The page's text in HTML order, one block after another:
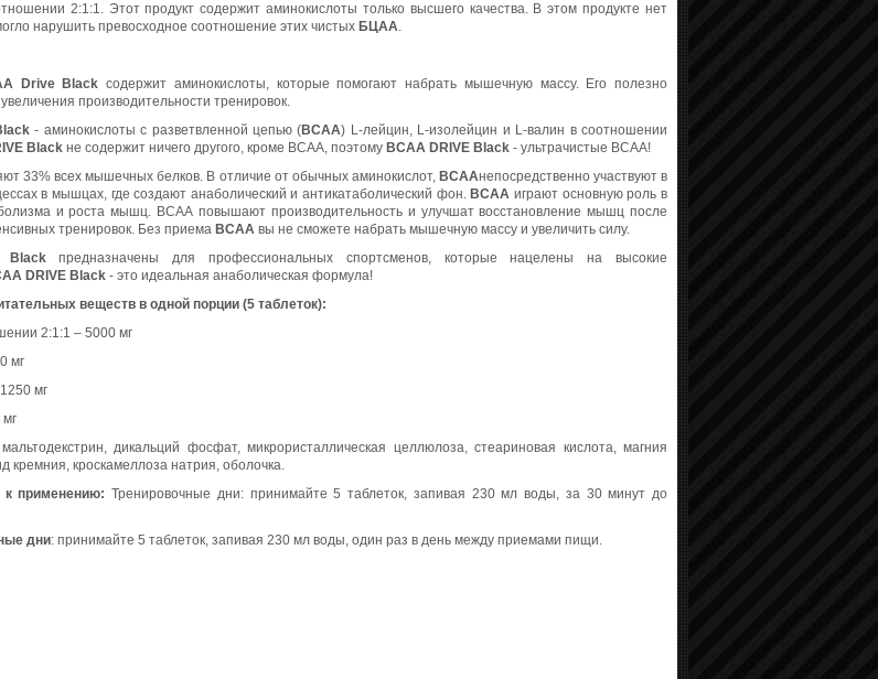
2:1:1. Этот продукт содержит аминокислоты только высшего качества. В этом продукте нет
нарушить превосходное соотношение этих чистых БЦАА.
Drive Black содержит аминокислоты, которые помогают набрать мышечную массу. Его полезно
производительности тренировок.
- аминокислоты с разветвленной цепью (BCAA) L-лейцин, L-изолейцин и L-валин в соотношении
Black не содержит ничего другого, кроме ВСАА, поэтому BCAA DRIVE Black - ультрачистые BCAA!
33% всех мышечных белков. В отличие от обычных аминокислот, BCAAнепосредственно участвуют в
в мышцах, где создают анаболический и антикатаболический фон. BCAAиграют основную роль в
и роста мышц. ВСАА повышают производительность и улучшат восстановление мышц после
тренировок. Без приема ВСАА вы не сможете набрать мышечную массу и увеличить силу.
Blackпредназначены для профессиональных спортсменов, которые нацелены на высокие
DRIVE Black - это идеальная анаболическая формула!
веществ в одной порции (5 таблеток):
2:1:1 – 5000 мг
мг
мг
дикальций фосфат, микрористаллическая целлюлоза, стеариновая кислота, магния
кремния, кроскамеллоза натрия, оболочка.
к применению:Тренировочные дни: принимайте 5 таблеток, запивая 230 мл воды, за 30 минут до
дни: принимайте 5 таблеток, запивая 230 мл воды, один раз в день между приемами пищи.